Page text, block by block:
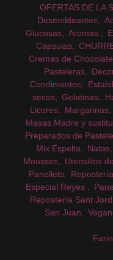
OFERTAS DE LA
Desmoldeantes
Glucosas
Aromas
Capsulas
Cremas de Chocolate
Pasteleras
Condimentos
secos
Gelatinas
Licores
Margarinas
Masas Madre y
Preparados de
Mix Espelta
Natas
Mousses
Utensilios
Panellets
Especial Reyes
Repostería Sant Jordi
San Juan